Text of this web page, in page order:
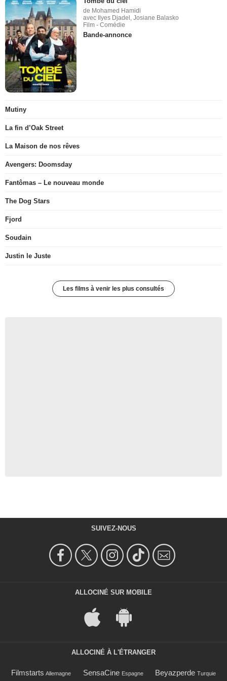
de Mohamed Hamidi
avec Ilyes Djadel, Josiane Balasko
Film - Comédie
Bande-annonce
Mutiny
La fin d’Oak Street
La Maison de nos rêves
Avengers: Doomsday
Fantômas – Le nouveau monde
The Dog Stars
Fjord
Soudain
Justin le Juste
Les films à venir les plus consultés
SUIVEZ-NOUS
ALLOCINÉ SUR MOBILE
ALLOCINÉ À L'ÉTRANGER
Filmstarts Allemagne SensaCine Espagne Beyazperde Turquie